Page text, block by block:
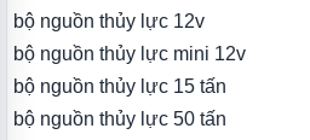
bộ nguồn thủy lực 12v
bộ nguồn thủy lực mini 12v
bộ nguồn thủy lực 15 tấn
bộ nguồn thủy lực 50 tấn